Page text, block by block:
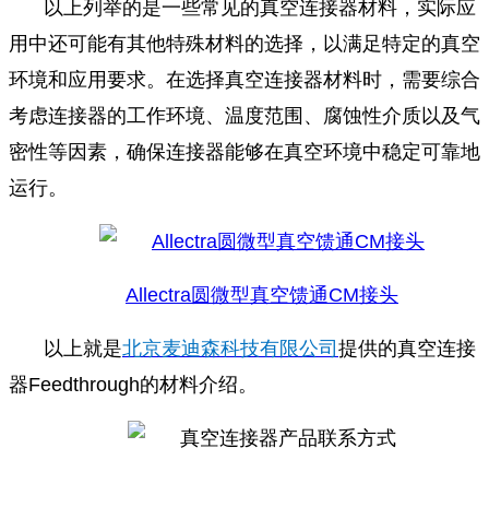
以上列举的是一些常见的真空连接器材料，实际应
用中还可能有其他特殊材料的选择，以满足特定的真空
环境和应用要求。在选择真空连接器材料时，需要综合
考虑连接器的工作环境、温度范围、腐蚀性介质以及气
密性等因素，确保连接器能够在真空环境中稳定可靠地
运行。
Allectra圆微型真空馈通CM接头
以上就是北京麦迪森科技有限公司 提供的真空连接
器Feedthrough的材料介绍。